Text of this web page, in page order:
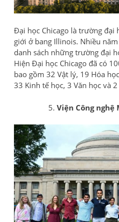
Đại học Chicago là trường đại
giới ở bang Illinois. Nhiều
danh sách những trường đại
Hiện Đại học Chicago đã có
bao gồm 32 Vật lý, 19 Hóa
33 Kinh tế học, 3 Văn học và
Viện Công nghệ